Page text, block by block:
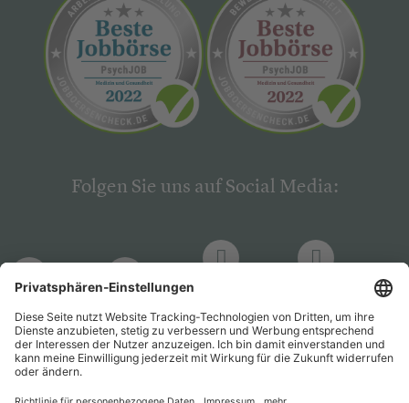
Folgen Sie uns auf Social Media:
PsychJOB PsychJOB
Hogrefe
Verlag
Hogrefe
Verlag